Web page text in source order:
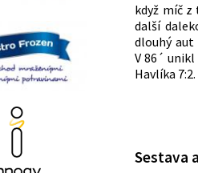
když míč z
další
dlouhý aut
V 86´
Havlíka 7:2.
Sestava